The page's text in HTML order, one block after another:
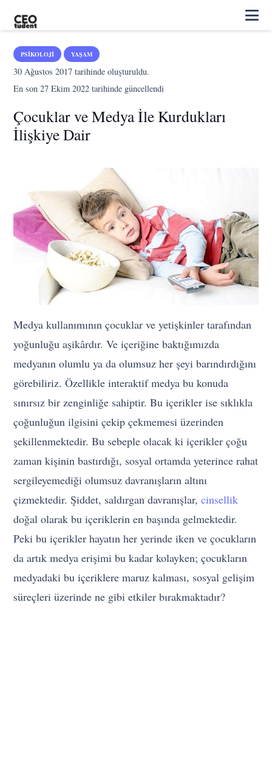
PSIKOLOJI YAŞAM
30 Ağustos 2017 tarihinde oluşturuldu.
En son27 Ekim 2022 tarihinde güncellendi
Çocuklar ve Medya İle Kurdukları
İlişkiye Dair
Medya kullanımının çocuklar ve yetişkinler tarafından
yoğunluğu aşikârdır. Ve içeriğine baktığımızda
medyanın olumlu ya da olumsuz her şeyi barındırdığını
görebiliriz. Özellikle interaktif medya bu konuda
sınırsız bir zenginliğe sahiptir. Bu içerikler ise sıklıkla
çoğunluğun ilgisini çekip çekmemesi üzerinden
şekillenmektedir. Bu sebeple olacak ki içerikler çoğu
zaman kişinin bastırdığı, sosyal ortamda yeterince rahat
sergileyemediği olumsuz davranışların altını
çizmektedir. Şiddet, saldırgan davranışlar,cinsellik
doğal olarak bu içeriklerin en başında gelmektedir.
Peki bu içerikler hayatın her yerinde iken ve çocukların
da artık medya erişimi bu kadar kolayken; çocukların
medyadaki bu içeriklere maruz kalması, sosyal gelişim
süreçleri üzerinde ne gibi etkiler bırakmaktadır?